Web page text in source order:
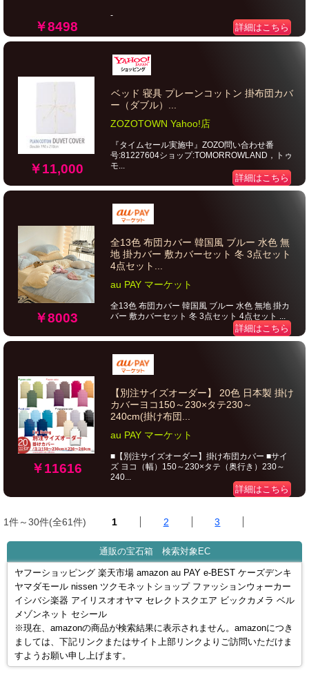
￥8498
-
詳細はこちら
￥11,000
ベッド 寝具 プレーンコットン 掛布団カバ
ー（ダブル）...
ZOZOTOWN Yahoo!店
『タイムセール実施中』ZOZO問い合わせ番
号:81227604ショップ:TOMORROWLAND，トゥ
モ...
詳細はこちら
￥8003
全13色 布団カバー 韓国風 ブルー 水色 無
地 掛カバー 敷カバーセット 冬 3点セット
4点セット...
au PAY マーケット
全13色 布団カバー 韓国風 ブルー 水色 無地 掛カ
バー 敷カバーセット 冬 3点セット 4点セット ...
詳細はこちら
￥11616
【別注サイズオーダー】 20色 日本製 掛け
カバーヨコ150～230×タテ230～
240cm(掛け布団...
au PAY マーケット
■【別注サイズオーダー】掛け布団カバー ■サイ
ズ ヨコ（幅）150～230×タテ（奥行き）230～
240...
詳細はこちら
1件～30件(全61件) 1 2 3
通販の宝石箱 検索対象EC
ヤフーショッピング 楽天市場 amazon au PAY e-BEST ケーズデンキ
ヤマダモール nissen ツクモネットショップ ファッションウォーカー
イシバシ楽器 アイリスオオヤマ セレクトスクエア ビックカメラ ベル
メゾンネット セシール
※現在、amazonの商品が検索結果に表示されません。amazonにつき
ましては、下記リンクまたはサイト上部リンクよりご訪問いただけま
すようお願い申し上げます。